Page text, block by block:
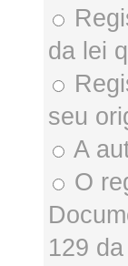
da lei
seu
A
O
129